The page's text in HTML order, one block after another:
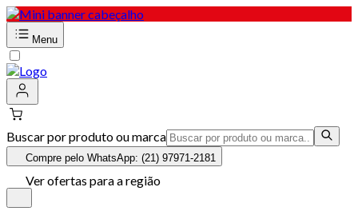
Menu
Buscar por produto ou marca
Compre pelo WhatsApp: (21) 97971-2181
Ver ofertas para a região